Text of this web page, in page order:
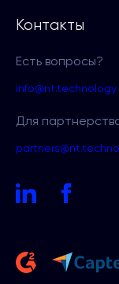
Контакты
Есть вопросы?
info@nt.technology
Для